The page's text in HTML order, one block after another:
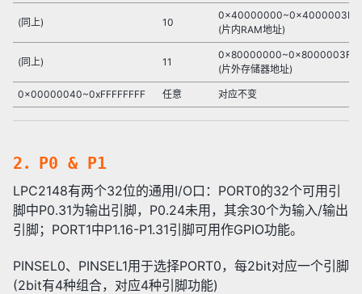
(同上) 10
0x40000000~0x4000003F
(片内RAM地址)
(同上) 11
0x80000000~0x8000003F
(片外存储器地址)
0x00000040~0xFFFFFFFF 任意 对应不变
2．P0 & P1
LPC2148有两个32位的通用I/O口：PORT0的32个可用引
脚中P0.31为输出引脚，P0.24未用，其余30个为输入/输出
引脚；PORT1中P1.16-P1.31引脚可用作GPIO功能。
PINSEL0、PINSEL1用于选择PORT0，每2bit对应一个引脚
(2bit有4种组合，对应4种引脚功能)